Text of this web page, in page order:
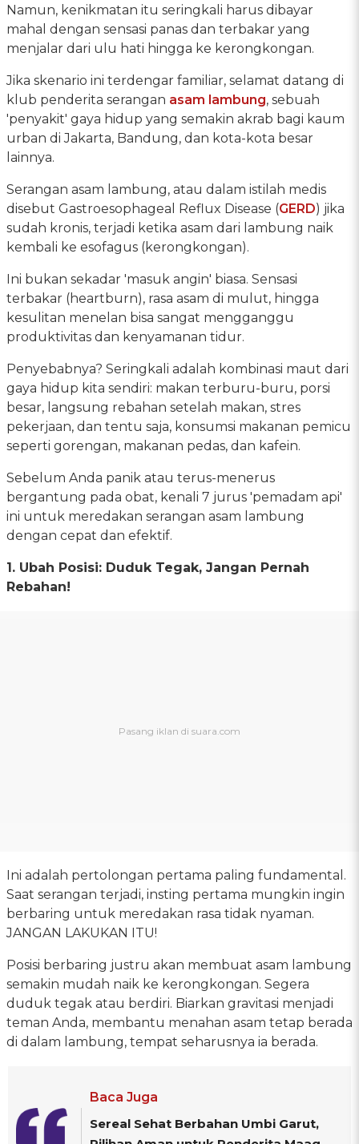
Namun, kenikmatan itu seringkali harus dibayar
mahal dengan sensasi panas dan terbakar yang
menjalar dari ulu hati hingga ke kerongkongan.
Jika skenario ini terdengar familiar, selamat datang di
klub penderita serangan asam lambung, sebuah
'penyakit' gaya hidup yang semakin akrab bagi kaum
urban di Jakarta, Bandung, dan kota-kota besar
lainnya.
Serangan asam lambung, atau dalam istilah medis
disebut Gastroesophageal Reflux Disease (GERD) jika
sudah kronis, terjadi ketika asam dari lambung naik
kembali ke esofagus (kerongkongan).
Ini bukan sekadar 'masuk angin' biasa. Sensasi
terbakar (heartburn), rasa asam di mulut, hingga
kesulitan menelan bisa sangat mengganggu
produktivitas dan kenyamanan tidur.
Penyebabnya? Seringkali adalah kombinasi maut dari
gaya hidup kita sendiri: makan terburu-buru, porsi
besar, langsung rebahan setelah makan, stres
pekerjaan, dan tentu saja, konsumsi makanan pemicu
seperti gorengan, makanan pedas, dan kafein.
Sebelum Anda panik atau terus-menerus
bergantung pada obat, kenali 7 jurus 'pemadam api'
ini untuk meredakan serangan asam lambung
dengan cepat dan efektif.
1. Ubah Posisi: Duduk Tegak, Jangan Pernah
Rebahan!
Ini adalah pertolongan pertama paling fundamental.
Saat serangan terjadi, insting pertama mungkin ingin
berbaring untuk meredakan rasa tidak nyaman.
JANGAN LAKUKAN ITU!
Posisi berbaring justru akan membuat asam lambung
semakin mudah naik ke kerongkongan. Segera
duduk tegak atau berdiri. Biarkan gravitasi menjadi
teman Anda, membantu menahan asam tetap berada
di dalam lambung, tempat seharusnya ia berada.
Baca Juga
Sereal Sehat Berbahan Umbi Garut,